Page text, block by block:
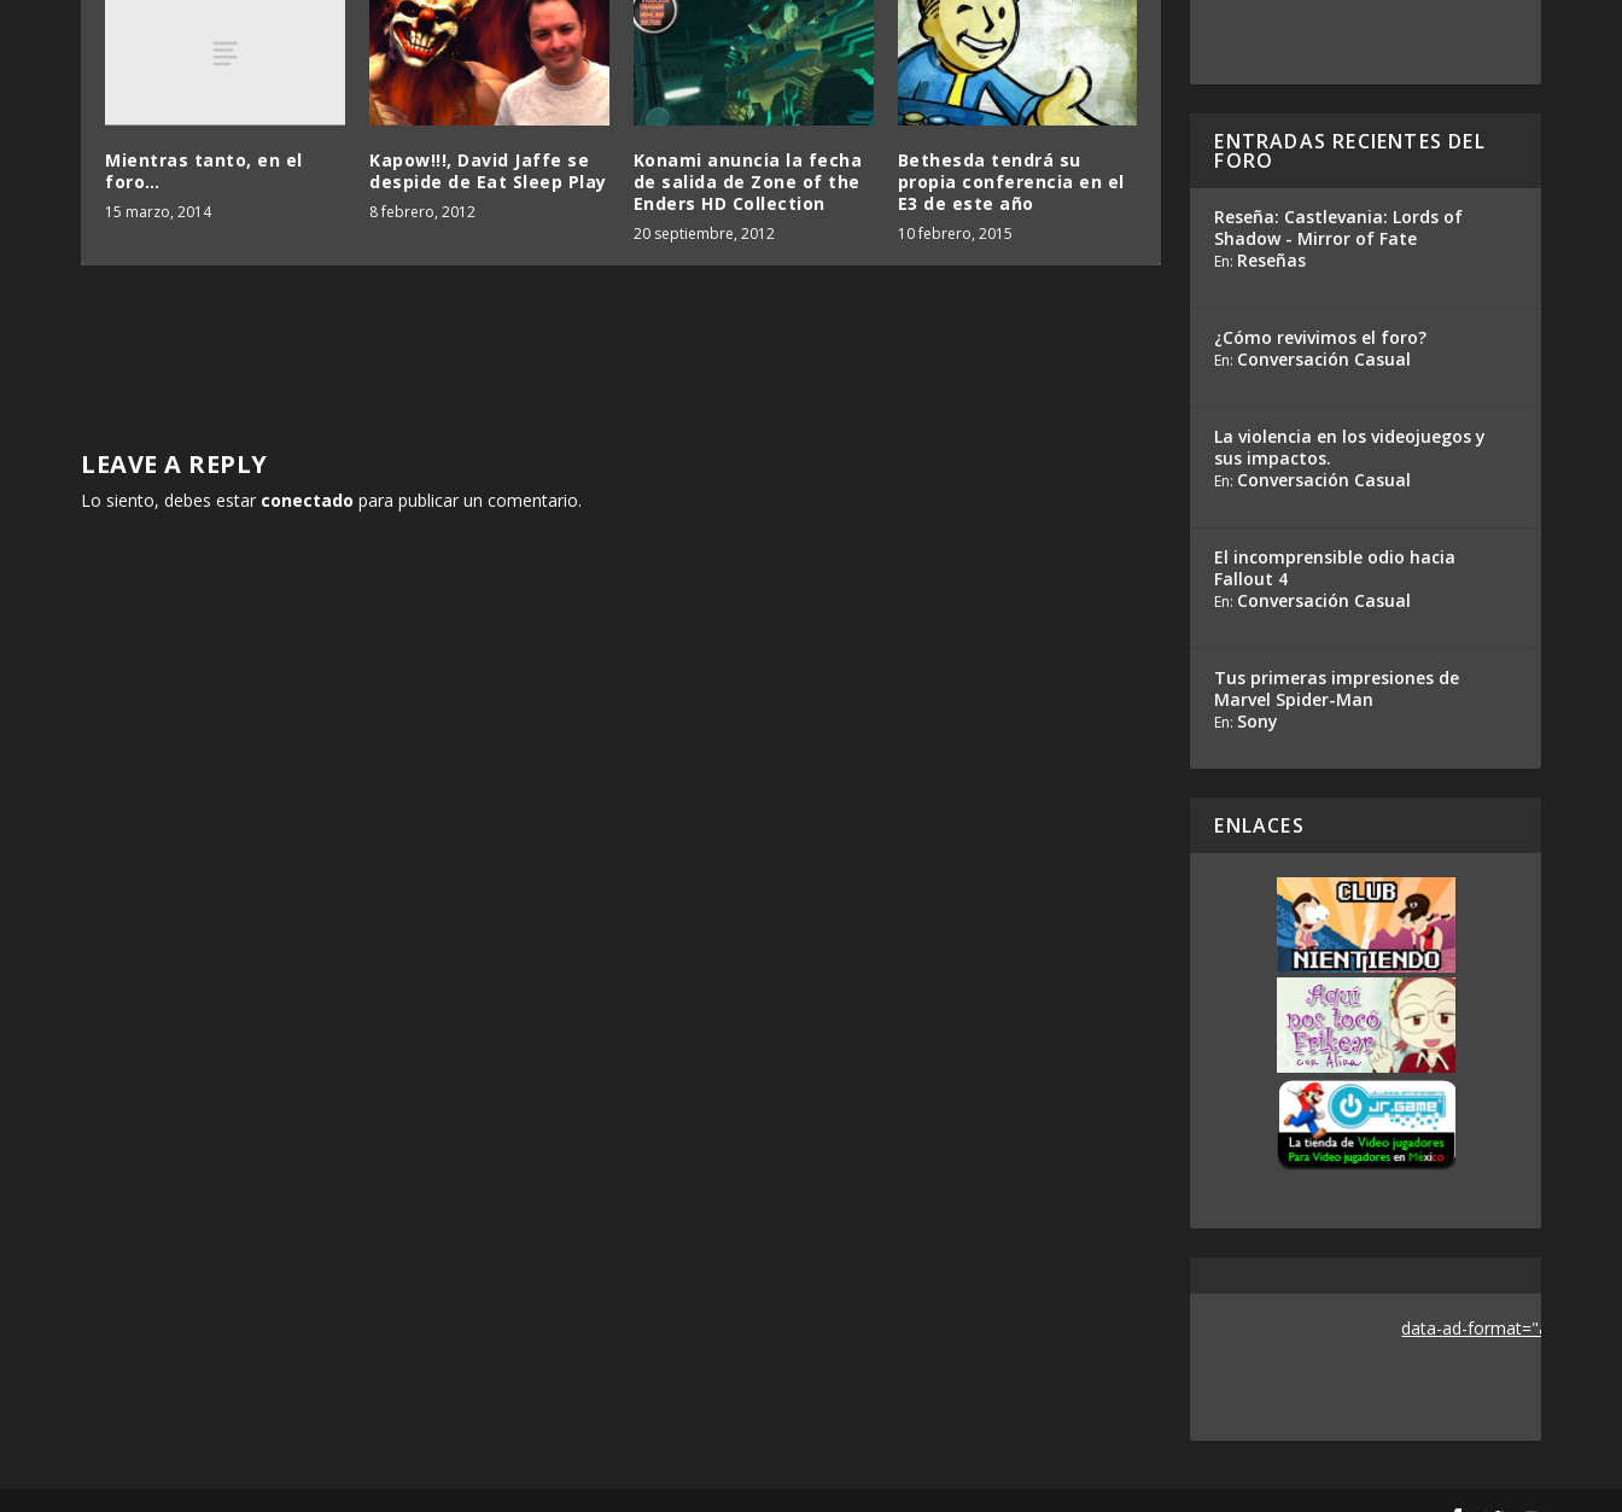
Mientras tanto, en el
foro…
15 marzo, 2014
Kapow!!!, David Jaffe se
despide de Eat Sleep Play
8 febrero, 2012
Konami anuncia la fecha
de salida de Zone of the
Enders HD Collection
20 septiembre, 2012
Bethesda tendrá su
propia conferencia en el
E3 de este año
10 febrero, 2015
LEAVE A REPLY
Lo siento, debes estar conectado para publicar un comentario.
ENTRADAS RECIENTES DEL
FORO
Reseña: Castlevania: Lords of
Shadow - Mirror of Fate
En: Reseñas
¿Cómo revivimos el foro?
En: Conversación Casual
La violencia en los videojuegos y
sus impactos.
En: Conversación Casual
El incomprensible odio hacia
Fallout 4
En: Conversación Casual
Tus primeras impresiones de
Marvel Spider-Man
En: Sony
ENLACES
data-ad-format="auto">